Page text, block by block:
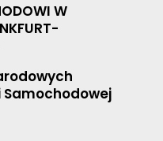
W
Samochodowej